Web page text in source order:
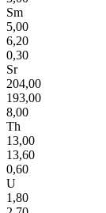
Sm
5,00
6,20
0,30
Sr
204,00
193,00
8,00
Th
13,00
13,60
0,60
U
1,80